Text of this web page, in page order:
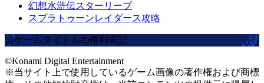
幻想水滸伝スターリープ
スプラトゥーンレイダース攻略
当ゲームタイトルの権利表記
©Konami Digital Entertainment
※当サイト上で使用しているゲーム画像の著作権および商標